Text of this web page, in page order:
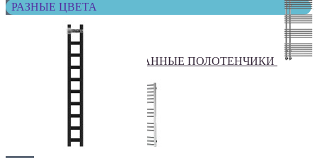
КОМБИНИРОВАННЫЕ ПОЛОТЕНЧИКИ
Лесенка
РАЗНЫЕ ЦВЕТА